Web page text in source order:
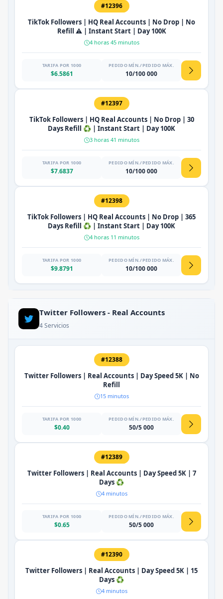
#12396
TikTok Followers | HQ Real Accounts | No Drop | No
Refill ⚠️ | Instant Start | Day 100K
4 horas 45 minutos
TARIFA POR 1000
$6.5861
PEDIDO MÍN./PEDIDO MÁX.
10/100 000
#12397
TikTok Followers | HQ Real Accounts | No Drop | 30
Days Refill ♻️ | Instant Start | Day 100K
3 horas 41 minutos
TARIFA POR 1000
$7.6837
PEDIDO MÍN./PEDIDO MÁX.
10/100 000
#12398
TikTok Followers | HQ Real Accounts | No Drop | 365
Days Refill ♻️ | Instant Start | Day 100K
4 horas 11 minutos
TARIFA POR 1000
$9.8791
PEDIDO MÍN./PEDIDO MÁX.
10/100 000
Twitter Followers - Real Accounts
4 Servicios
#12388
Twitter Followers | Real Accounts | Day Speed 5K | No
Refill
15 minutos
TARIFA POR 1000
$0.40
PEDIDO MÍN./PEDIDO MÁX.
50/5 000
#12389
Twitter Followers | Real Accounts | Day Speed 5K | 7
Days ♻️
4 minutos
TARIFA POR 1000
$0.65
PEDIDO MÍN./PEDIDO MÁX.
50/5 000
#12390
Twitter Followers | Real Accounts | Day Speed 5K | 15
Days ♻️
4 minutos